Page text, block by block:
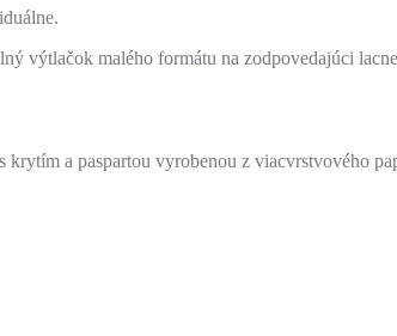
výtlačok malého formátu na zodpovedajúci
a paspartou vyrobenou z viacvrstvového